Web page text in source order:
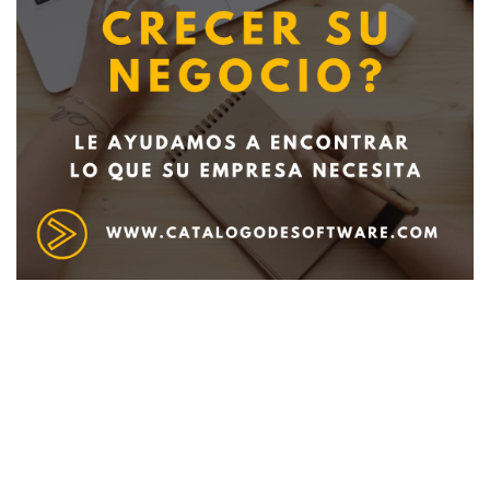
Deseo recibir información de otros Productos /
Servicios similares al solicitado